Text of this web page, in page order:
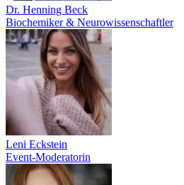
Dr. Henning Beck
Biochemiker & Neurowissenschaftler
Leni Eckstein
Event-Moderatorin